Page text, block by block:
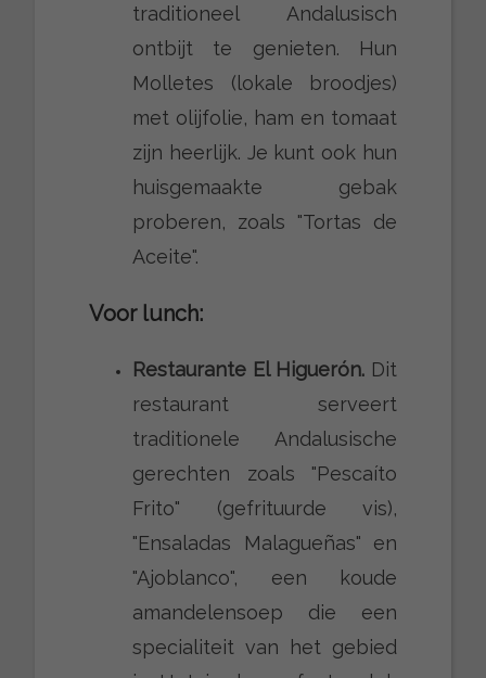
traditioneel Andalusisch
ontbijt te genieten. Hun
Molletes (lokale broodjes)
met olijfolie, ham en tomaat
zijn heerlijk. Je kunt ook hun
huisgemaakte gebak
proberen, zoals "Tortas de
Aceite".
Voor lunch:
Restaurante El Higuerón. Dit
restaurant serveert
traditionele Andalusische
gerechten zoals "Pescaíto
Frito" (gefrituurde vis),
"Ensaladas Malagueñas" en
"Ajoblanco", een koude
amandelensoep die een
specialiteit van het gebied